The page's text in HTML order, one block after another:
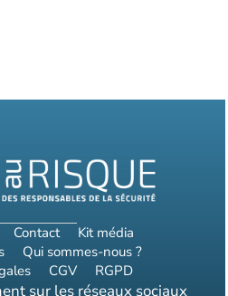
Contact
Kit média
Qui sommes-nous ?
CGV RGPD
sur les réseaux sociaux